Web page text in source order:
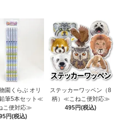
園くらぶ オリ
筆5本セット≪
こ便対応≫
円(税込)
ステッカーワッペン（8
柄）≪こねこ便対応≫
495円(税込)